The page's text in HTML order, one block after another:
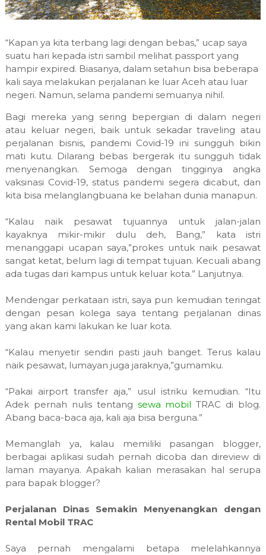
“Kapan ya kita terbang lagi dengan bebas,” ucap saya
suatu hari kepada istri sambil melihat passport yang
hampir expired. Biasanya, dalam setahun bisa beberapa
kali saya melakukan perjalanan ke luar Aceh atau luar
negeri. Namun, selama pandemi semuanya nihil.
Bagi mereka yang sering bepergian di dalam negeri
atau keluar negeri, baik untuk sekadar traveling atau
perjalanan bisnis, pandemi Covid-19 ini sungguh bikin
mati kutu. Dilarang bebas bergerak itu sungguh tidak
menyenangkan. Semoga dengan tingginya angka
vaksinasi Covid-19, status pandemi segera dicabut, dan
kita bisa melanglangbuana ke belahan dunia manapun.
“Kalau naik pesawat tujuannya untuk jalan-jalan
kayaknya mikir-mikir dulu deh, Bang,” kata istri
menanggapi ucapan saya,”prokes untuk naik pesawat
sangat ketat, belum lagi di tempat tujuan. Kecuali abang
ada tugas dari kampus untuk keluar kota.” Lanjutnya.
Mendengar perkataan istri, saya pun kemudian teringat
dengan pesan kolega saya tentang perjalanan dinas
yang akan kami lakukan ke luar kota.
“Kalau menyetir sendiri pasti jauh banget. Terus kalau
naik pesawat, lumayan juga jaraknya,”gumamku.
“Pakai airport transfer aja,” usul istriku kemudian. “Itu
Adek pernah nulis tentang sewa mobilTRAC di blog.
Abang baca-baca aja, kali aja bisa berguna.”
Memanglah ya, kalau memiliki pasangan blogger,
berbagai aplikasi sudah pernah dicoba dan direview di
laman mayanya. Apakah kalian merasakan hal serupa
para bapak blogger?
Perjalanan Dinas Semakin Menyenangkan dengan
Rental Mobil TRAC
Saya pernah mengalami betapa melelahkannya